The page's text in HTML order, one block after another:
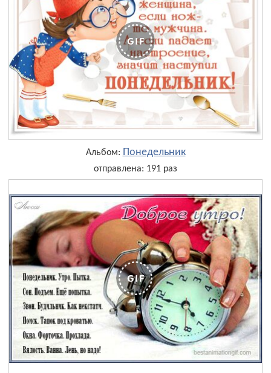
Альбом: Понедельник
отправлена: 191 раз